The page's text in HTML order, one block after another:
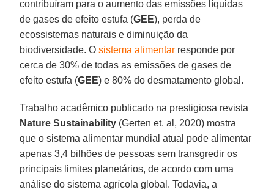
contribuíram para o aumento das emissões líquidas
de gases de efeito estufa (GEE), perda de
ecossistemas naturais e diminuição da
biodiversidade. Osistema alimentar responde por
cerca de 30% de todas as emissões de gases de
efeito estufa (GEE) e 80% do desmatamento global.
Trabalho acadêmico publicado na prestigiosa revista
Nature Sustainability (Gerten et. al, 2020) mostra
que o sistema alimentar mundial atual pode alimentar
apenas 3,4 bilhões de pessoas sem transgredir os
principais limites planetários, de acordo com uma
análise do sistema agrícola global. Todavia, a